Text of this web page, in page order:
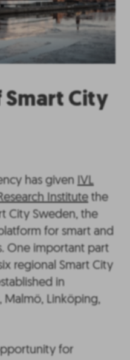
Smart City
has given IVL
Institutethe
City Sweden, the
for smart and
One important part
regional Smart City
in
Malmö, Linköping,
for